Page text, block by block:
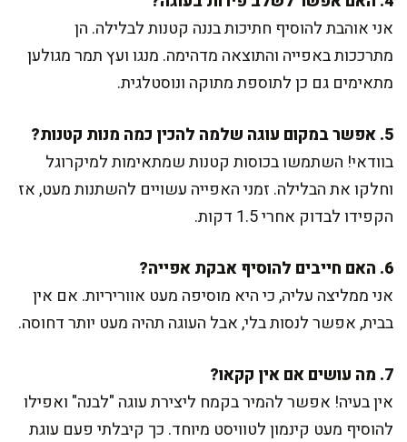
אני אוהבת להוסיף חתיכות בננה קטנות לבלילה. הן
מתרככות באפייה והתוצאה מדהימה. מנגו ועץ תמר מגולען
מתאימים גם כן לתוספת מתוקה ונוסטלגית.
5. אפשר במקום עוגה שלמה להכין כמה מנות קטנות?
בוודאי! השתמשו בכוסות קטנות שמתאימות למיקרוגל
וחלקו את הבלילה. זמני האפייה עשויים להשתנות מעט, אז
הקפידו לבדוק אחרי 1.5 דקות.
6. האם חייבים להוסיף אבקת אפייה?
אני ממליצה עליה, כי היא מוסיפה מעט אווריריות. אם אין
בבית, אפשר לנסות בלי, אבל העוגה תהיה מעט יותר דחוסה.
7. מה עושים אם אין קקאו?
אין בעיה! אפשר להמיר בקמח ליצירת עוגה "לבנה" ואפילו
להוסיף מעט קינמון לטוויסט מיוחד. כך קיבלתי פעם עוגת